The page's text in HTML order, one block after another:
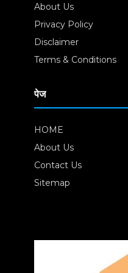
About Us
Privacy Policy
Disclaimer
Terms & Conditions
पेज
HOME
About Us
Contact Us
Sitemap